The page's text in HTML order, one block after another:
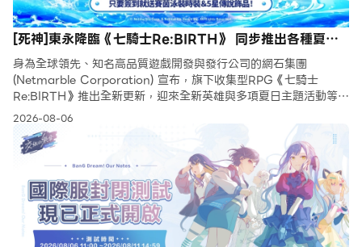
[死神]東永降臨《七騎士Re:BIRTH》 同步推出各種夏日
活動
身為全球領先、知名高品質遊戲開發與發行公司的網石集團
(Netmarble Corporation) 宣布，旗下收集型RPG《七騎士
Re:BIRTH》推出全新更新，迎來全新英雄與多項夏日主題活動等。
即日起，玩家可體驗全新英雄[死神]東永。來
2026-08-06